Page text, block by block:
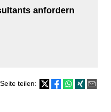
anfordern
Seite teilen: